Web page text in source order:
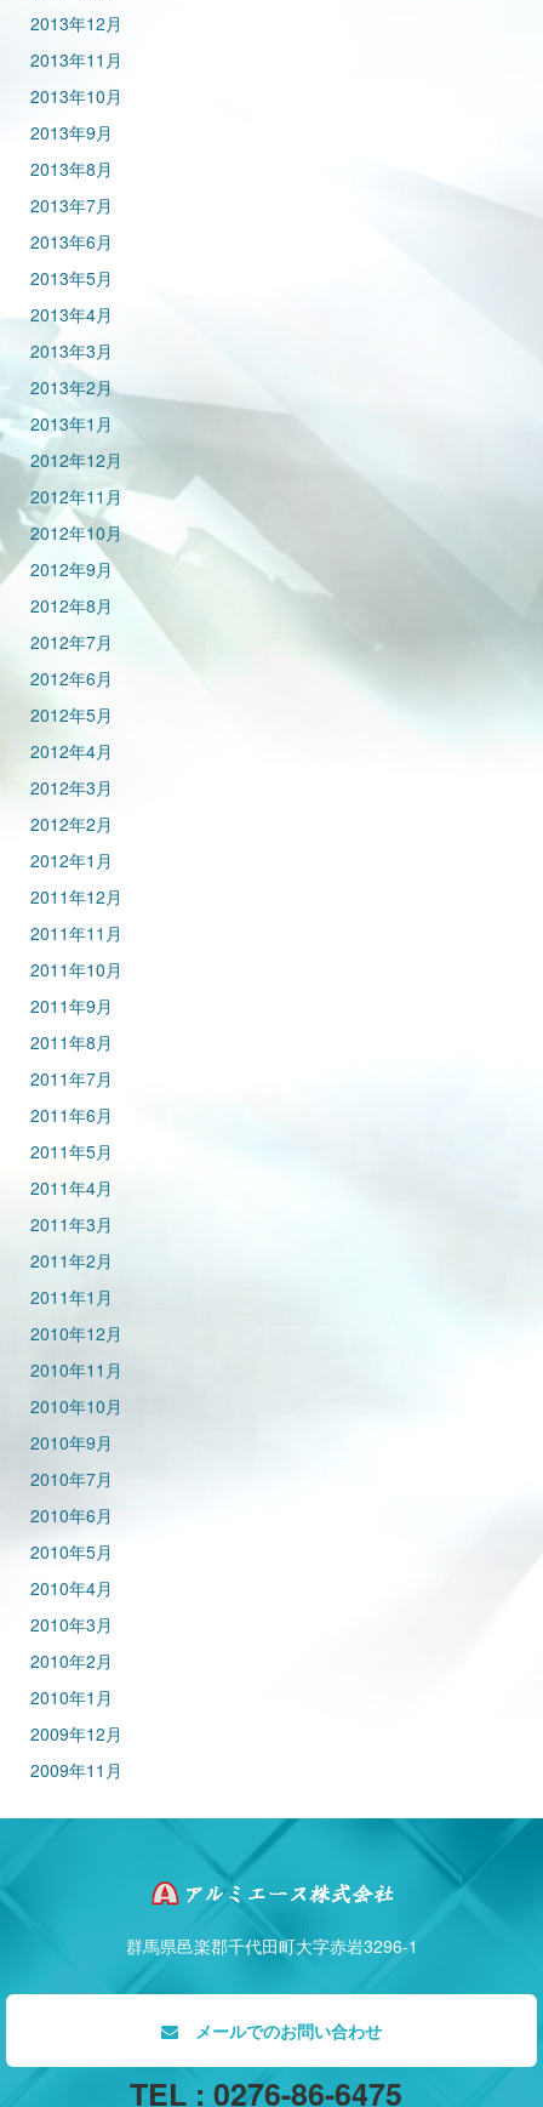
2013年12月
2013年11月
2013年10月
2013年9月
2013年8月
2013年7月
2013年6月
2013年5月
2013年4月
2013年3月
2013年2月
2013年1月
2012年12月
2012年11月
2012年10月
2012年9月
2012年8月
2012年7月
2012年6月
2012年5月
2012年4月
2012年3月
2012年2月
2012年1月
2011年12月
2011年11月
2011年10月
2011年9月
2011年8月
2011年7月
2011年6月
2011年5月
2011年4月
2011年3月
2011年2月
2011年1月
2010年12月
2010年11月
2010年10月
2010年9月
2010年7月
2010年6月
2010年5月
2010年4月
2010年3月
2010年2月
2010年1月
2009年12月
2009年11月
群馬県邑楽郡千代田町大字赤岩3296-1
メールでのお問い合わせ
TEL : 0276-86-6475